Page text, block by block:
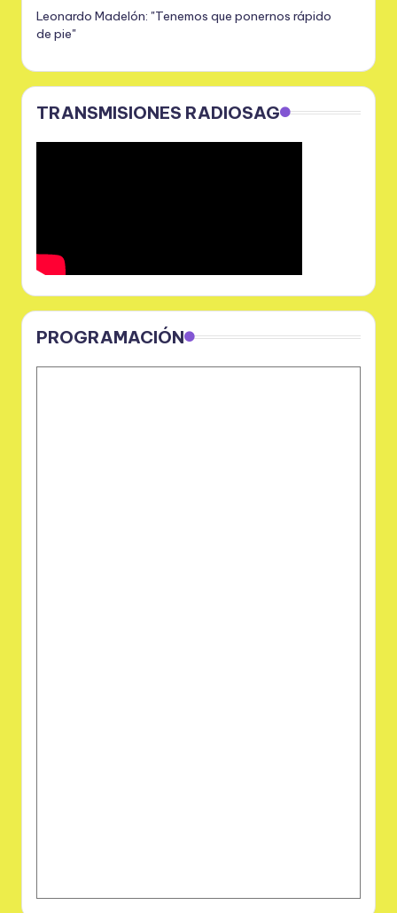
Leonardo Madelón: "Tenemos que ponernos rápido
de pie"
TRANSMISIONES RADIOSAG
PROGRAMACIÓN